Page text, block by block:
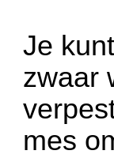
Je
zwaar
mes